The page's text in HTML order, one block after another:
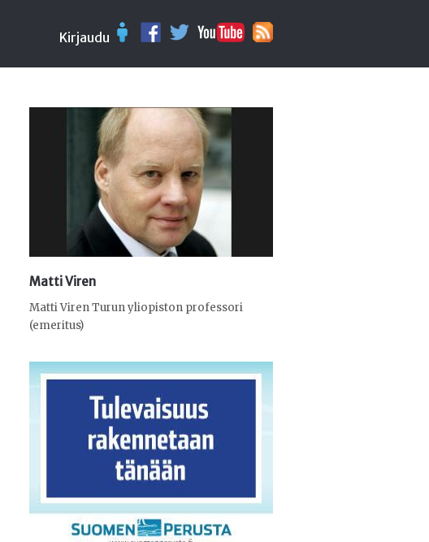
Kirjaudu
Matti Viren
Matti Viren Turun yliopiston professori
(emeritus)